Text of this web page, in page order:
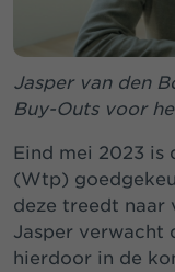
Jasper van den
Buy-Outs voor
Eind mei 2023 is
(Wtp)
deze treedt naar
Jasper verwacht
hierdoor in de